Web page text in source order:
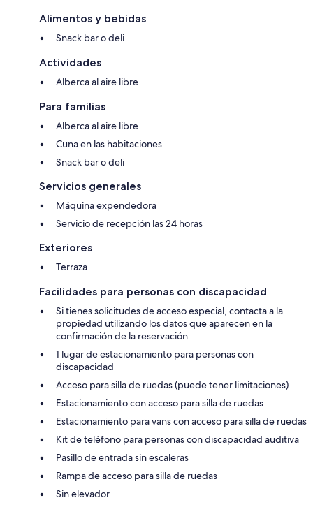
Alimentos y bebidas
Snack bar o deli
Actividades
Alberca al aire libre
Para familias
Alberca al aire libre
Cuna en las habitaciones
Snack bar o deli
Servicios generales
Máquina expendedora
Servicio de recepción las 24 horas
Exteriores
Terraza
Facilidades para personas con discapacidad
Si tienes solicitudes de acceso especial, contacta a la
propiedad utilizando los datos que aparecen en la
confirmación de la reservación.
1 lugar de estacionamiento para personas con
discapacidad
Acceso para silla de ruedas (puede tener limitaciones)
Estacionamiento con acceso para silla de ruedas
Estacionamiento para vans con acceso para silla de ruedas
Kit de teléfono para personas con discapacidad auditiva
Pasillo de entrada sin escaleras
Rampa de acceso para silla de ruedas
Sin elevador